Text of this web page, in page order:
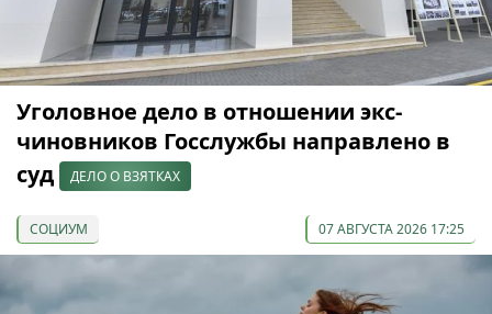
Уголовное дело в отношении экс-
чиновников Госслужбы направлено в
суд
ДЕЛО О ВЗЯТКАХ
СОЦИУМ 07 АВГУСТА 2026 17:25